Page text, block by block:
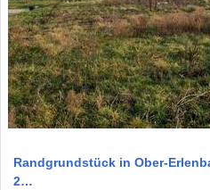
Randgrundstück in Ober-
2…